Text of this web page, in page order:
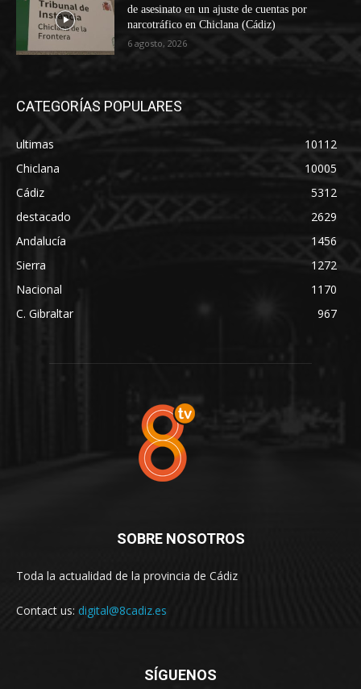
de asesinato en un ajuste de cuentas por
narcotráfico en Chiclana (Cádiz)
6 agosto, 2026
CATEGORÍAS POPULARES
ultimas
10112
Chiclana
10005
Cádiz
5312
destacado
2629
Andalucía
1456
Sierra
1272
Nacional
1170
C. Gibraltar
967
SOBRE NOSOTROS
Toda la actualidad de la provincia de Cádiz
Contact us: digital@8cadiz.es
SÍGUENOS